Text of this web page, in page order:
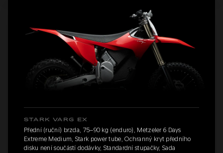
STARK VARG EX
Přední (ruční) brzda, 75–90 kg (enduro), Metzeler 6 Days
Extreme Medium, Stark power tube, Ochranný kryt předního
disku není součástí dodávky, Standardní stupačky, Sada